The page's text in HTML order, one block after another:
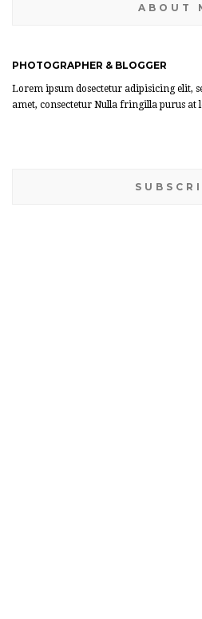
ABOUT
PHOTOGRAPHER & BLOGGER
Lorem ipsum dosectetur adipisicing elit,
amet, consectetur Nulla fringilla purus at